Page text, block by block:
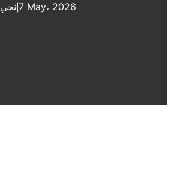
إنجي7 May، 2026